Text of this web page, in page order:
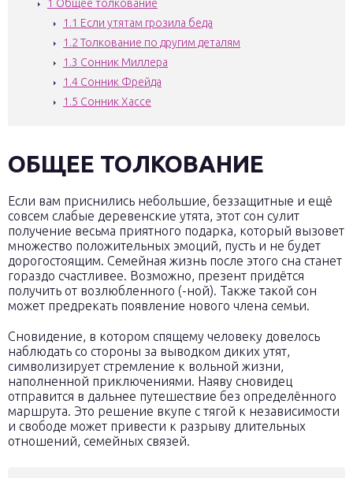
1 Общее толкование
1.1 Если утятам грозила беда
1.2 Толкование по другим деталям
1.3 Сонник Миллера
1.4 Сонник Фрейда
1.5 Сонник Хассе
ОБЩЕЕ ТОЛКОВАНИЕ
Если вам приснились небольшие, беззащитные и ещё
совсем слабые деревенские утята, этот сон сулит
получение весьма приятного подарка, который вызовет
множество положительных эмоций, пусть и не будет
дорогостоящим. Семейная жизнь после этого сна станет
гораздо счастливее. Возможно, презент придётся
получить от возлюбленного (-ной). Также такой сон
может предрекать появление нового члена семьи.
Сновидение, в котором спящему человеку довелось
наблюдать со стороны за выводком диких утят,
символизирует стремление к вольной жизни,
наполненной приключениями. Наяву сновидец
отправится в дальнее путешествие без определённого
маршрута. Это решение вкупе с тягой к независимости
и свободе может привести к разрыву длительных
отношений, семейных связей.